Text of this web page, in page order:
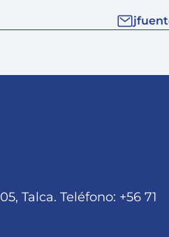
Talca. Teléfono: +56 71